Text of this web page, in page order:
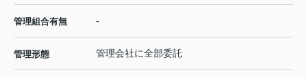
管理組合有無 -
管理形態 管理会社に全部委託